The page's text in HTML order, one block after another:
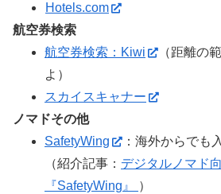
Hotels.com
航空券検索
航空券検索：Kiwi
（距離の
よ）
スカイスキャナー
ノマドその他
SafetyWing
：海外からでも
（紹介記事： デジタルノマド
『SafetyWing』
）